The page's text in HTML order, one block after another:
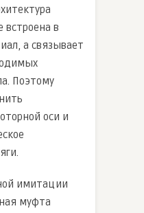
встроена в
а связывает
Поэтому
оси и
имитации
муфта